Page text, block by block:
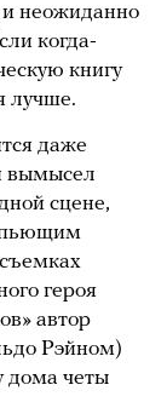
и неожиданно
когда-
книгу
лучше.
даже
вымысел
сцене,
пьющим
героя
автор
Рэйном)
дома четы